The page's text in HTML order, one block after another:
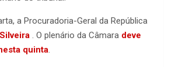
a Procuradoria-Geral da República
. O plenário da Câmara deve
quinta.